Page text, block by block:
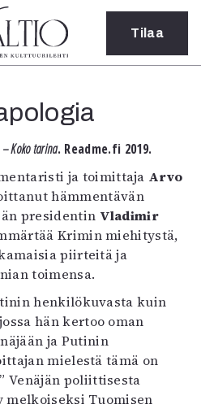
Levyt
Kirjat
English
Tilaa
Koko tarina. Readme.fi 2019.
ja toimittaja Arvo
hämmentävän
presidentin Vladimir
Krimin miehitystä,
piirteitä ja
toimensa.
henkilökuvasta kuin
hän kertoo oman
ja Putinin
mielestä tämä on
Venäjän poliittisesta
melkoiseksi Tuomisen